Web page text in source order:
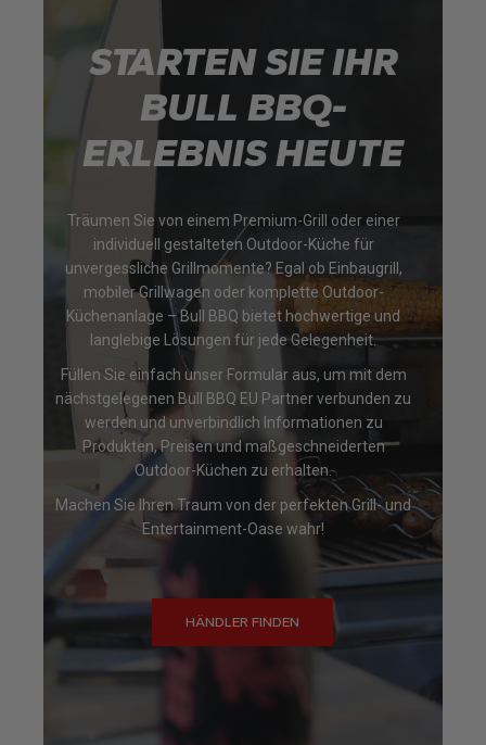
STARTEN SIE IHR
BULL BBQ-
ERLEBNIS HEUTE
Träumen Sie von einem Premium-Grill oder einer
individuell gestalteten Outdoor-Küche für
unvergessliche Grillmomente? Egal ob Einbaugrill,
mobiler Grillwagen oder komplette Outdoor-
Küchenanlage – Bull BBQ bietet hochwertige und
langlebige Lösungen für jede Gelegenheit.
Füllen Sie einfach unser Formular aus, um mit dem
nächstgelegenen Bull BBQ EU Partner verbunden zu
werden und unverbindlich Informationen zu
Produkten, Preisen und maßgeschneiderten
Outdoor-Küchen zu erhalten.
Machen Sie Ihren Traum von der perfekten Grill- und
Entertainment-Oase wahr!
HÄNDLER FINDEN